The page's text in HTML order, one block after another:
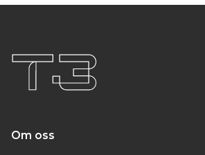
Om oss